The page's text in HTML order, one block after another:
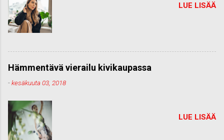
LUE LISÄÄ
Hämmentävä vierailu kivikaupassa
-kesäkuuta 03, 2018
LUE LISÄÄ